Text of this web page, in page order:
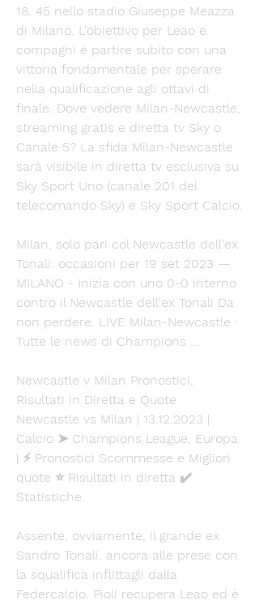
18. 45 nello stadio Giuseppe Meazza
di Milano. L'obiettivo per Leao e
compagni è partire subito con una
vittoria fondamentale per sperare
nella qualificazione agli ottavi di
finale. Dove vedere Milan-Newcastle,
streaming gratis e diretta tv Sky o
Canale 5? La sfida Milan-Newcastle
sarà visibile in diretta tv esclusiva su
Sky Sport Uno (canale 201 del
Milan, solo pari col Newcastle dell'ex
Tonali: occasioni per 19 set 2023 —
MILANO - Inizia con uno 0-0 interno
contro il Newcastle dell'ex Tonali Da
non perdere. LIVE Milan-Newcastle ·
Tutte le news di Champions ...
Newcastle v Milan Pronostici,
Risultati in Diretta e Quote
Newcastle vs Milan | 13.12.2023 |
Calcio ➤ Champions League, Europa
| ⚡ Pronostici Scommesse e Migliori
quote ⭐ Risultati in diretta ✔️
Statistiche.
Assente, ovviamente, il grande ex
Sandro Tonali, ancora alle prese con
la squalifica inflittagli dalla
Federcalcio. Pioli recupera Leao ed è